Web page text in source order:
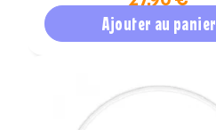
Ajouter au panier